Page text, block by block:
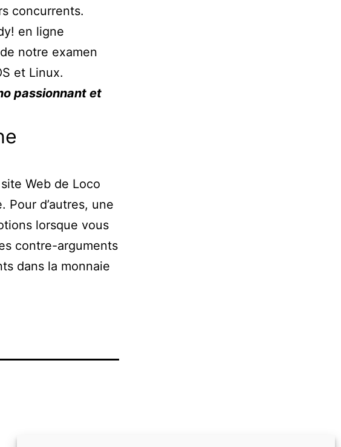
concurrents.
en ligne
notre examen
et Linux.
passionnant et
Web de Loco
d’autres, une
lorsque vous
contre-arguments
dans la monnaie